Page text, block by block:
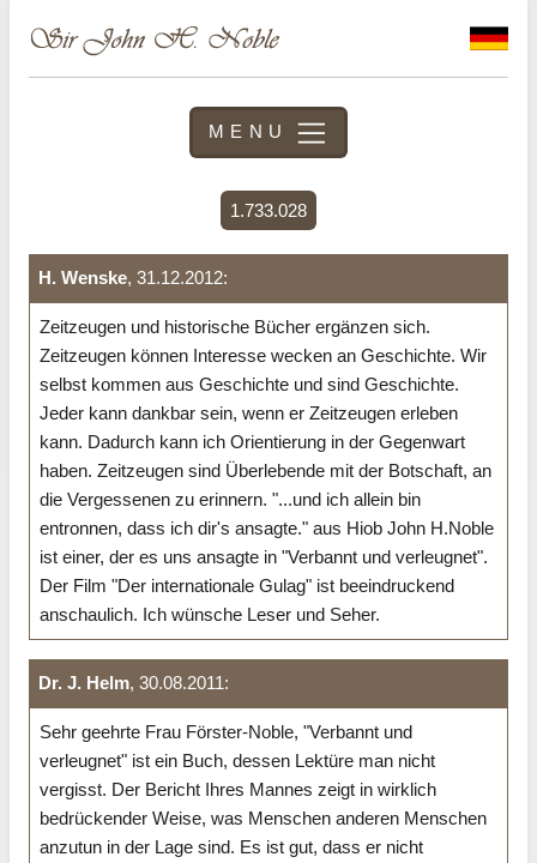
MENU
1.733.028
H. Wenske, 31.12.2012:
Zeitzeugen und historische Bücher ergänzen sich.
Zeitzeugen können Interesse wecken an Geschichte. Wir
selbst kommen aus Geschichte und sind Geschichte.
Jeder kann dankbar sein, wenn er Zeitzeugen erleben
kann. Dadurch kann ich Orientierung in der Gegenwart
haben. Zeitzeugen sind Überlebende mit der Botschaft, an
die Vergessenen zu erinnern. "...und ich allein bin
entronnen, dass ich dir's ansagte." aus Hiob John H.Noble
ist einer, der es uns ansagte in "Verbannt und verleugnet".
Der Film "Der internationale Gulag" ist beeindruckend
anschaulich. Ich wünsche Leser und Seher.
Dr. J. Helm, 30.08.2011:
Sehr geehrte Frau Förster-Noble, "Verbannt und
verleugnet" ist ein Buch, dessen Lektüre man nicht
vergisst. Der Bericht Ihres Mannes zeigt in wirklich
bedrückender Weise, was Menschen anderen Menschen
anzutun in der Lage sind. Es ist gut, dass er nicht